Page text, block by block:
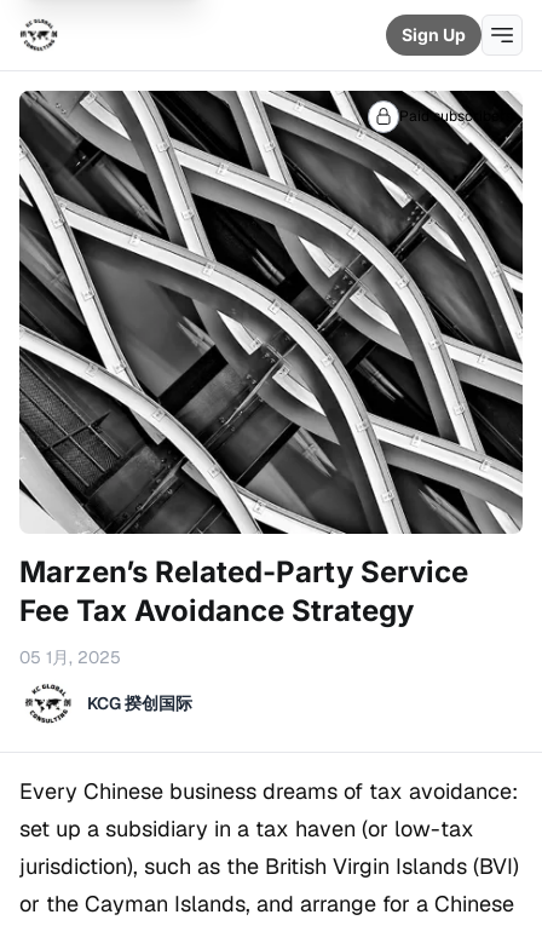
Sign Up
Paid subscribers
Marzen’s Related-Party Service
Fee Tax Avoidance Strategy
05 1月, 2025
KCG 揆创国际
Every Chinese business dreams of tax avoidance:
set up a subsidiary in a tax haven (or low-tax
jurisdiction), such as the British Virgin Islands (BVI)
or the Cayman Islands, and arrange for a Chinese